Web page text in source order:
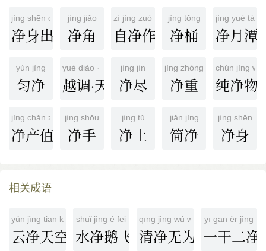
jìng shēn chū hù
净身出户
jìng jiǎo
净角
zì jìng zuò yòng
自净作用
jìng tǒng
净桶
jìng yuè tán
净月潭
yún jìng
匀净
yuè diào · tiān jìng shā · qiū sī
越调·天净沙·秋思
jìng jìn
净尽
jìng zhòng
净重
chún jìng wù
纯净物
jìng chǎn zhí
净产值
jìng shǒu
净手
jìng tǔ
净土
jiǎn jìng
简净
jìng shēn
净身
相关成语
yún jìng tiān kōng
云净天空
shuǐ jìng é fēi
水净鹅飞
qīng jìng wú wéi
清净无为
yī gān èr jìng
一干二净